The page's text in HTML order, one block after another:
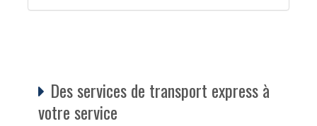
Des services de transport express à
votre service